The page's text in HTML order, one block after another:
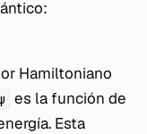
Hamiltoniano
es la función de
Esta